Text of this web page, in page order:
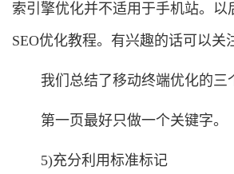
索引擎优化并不适用于手机站。以
SEO优化教程。有兴趣的话可以关
我们总结了移动终端优化的三
第一页最好只做一个关键字。
5)充分利用标准标记